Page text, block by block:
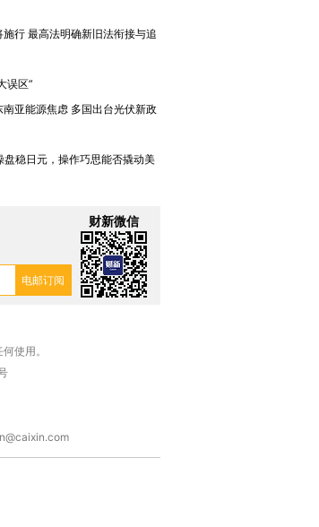
行 最高法明确新旧法衔接与追
误区”
亚能源焦虑 多国出台光伏新政
盘稳日元，操作巧思能否撬动美
财新微信
使用。